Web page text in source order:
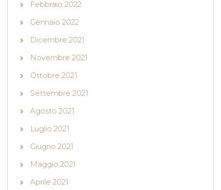
Febbraio 2022
Gennaio 2022
Dicembre 2021
Novembre 2021
Ottobre 2021
Settembre 2021
Agosto 2021
Luglio 2021
Giugno 2021
Maggio 2021
Aprile 2021